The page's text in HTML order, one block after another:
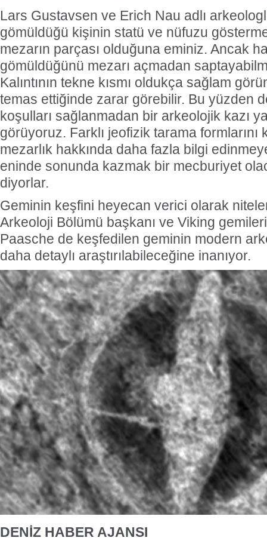
Lars Gustavsen ve Erich Nau adlı
gömüldüğü kişinin statü ve nüfuzu
mezarın parçası olduğuna eminiz. Ancak
gömüldüğünü mezarı açmadan
Kalıntının tekne kısmı oldukça sağlam
temas ettiğinde zarar görebilir. Bu yüzden
koşulları sağlanmadan bir arkeolojik kazı
görüyoruz. Farklı jeofizik tarama
mezarlık hakkında daha fazla bilgi
eninde sonunda kazmak bir mecburiyet
diyorlar.
Geminin keşfini heyecan verici olarak
Arkeoloji Bölümü başkanı ve Viking
Paasche de keşfedilen geminin modern
daha detaylı araştırılabileceğine inanıyor.
DENİZ HABER AJANSI